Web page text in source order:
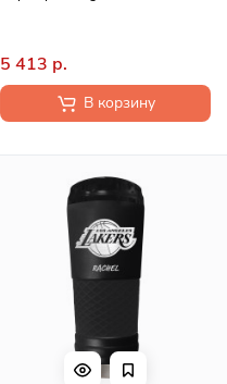
5 413 р.
В корзину